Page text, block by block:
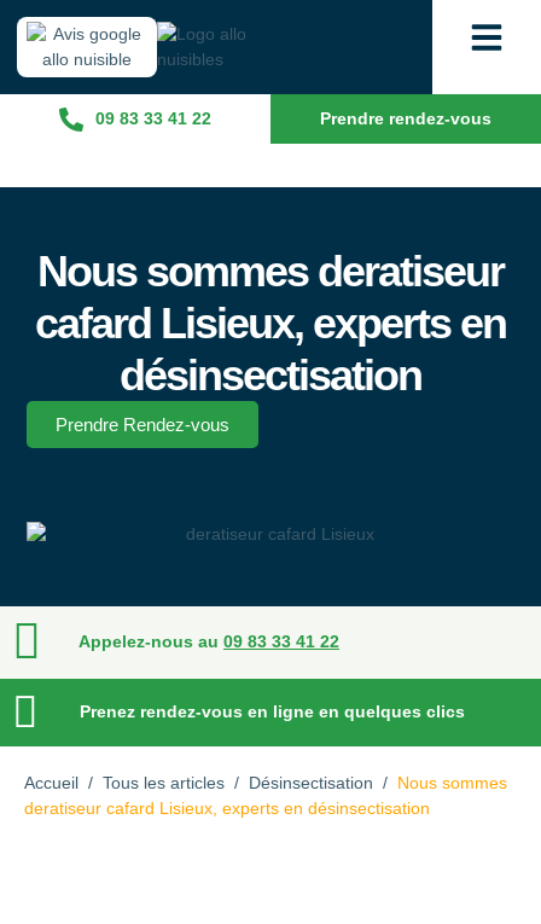
09 83 33 41 22 Prendre rendez-vous
Nous sommes deratiseur
cafard Lisieux, experts en
désinsectisation
Prendre Rendez-vous
Appelez-nous au 09 83 33 41 22
Prenez rendez-vous en ligne en quelques clics
Accueil / Tous les articles / Désinsectisation / Nous sommes
deratiseur cafard Lisieux, experts en désinsectisation